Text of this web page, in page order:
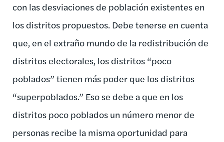
con las desviaciones de población existentes en
los distritos propuestos. Debe tenerse en cuenta
que, en el extraño mundo de la redistribución de
distritos electorales, los distritos “poco
poblados” tienen más poder que los distritos
“superpoblados.” Eso se debe a que en los
distritos poco poblados un número menor de
personas recibe la misma oportunidad para